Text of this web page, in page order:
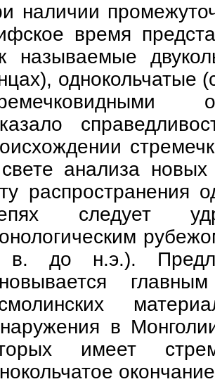
наличии
время
называемые
однокольчатые
анализа
распространения
следует
до н.э.).
в
имеет